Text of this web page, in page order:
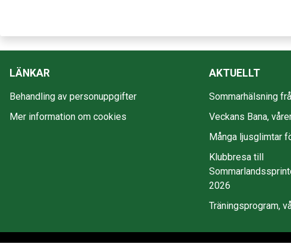
LÄNKAR
Behandling av personuppgifter
Mer information om cookies
AKTUELLT
Sommarhälsning
Veckans Bana,
Många ljusglimtar
Klubbresa till
2026
Träningsprogram,